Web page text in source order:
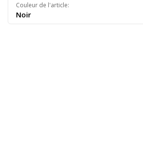
Couleur de l'article:
Noir